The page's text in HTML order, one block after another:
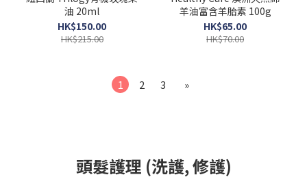
油 20ml
HK$150.00
HK$215.00
羊油富含羊胎素 100g
HK$65.00
HK$70.00
1 2 3 »
頭髮護理 (洗護, 修護)